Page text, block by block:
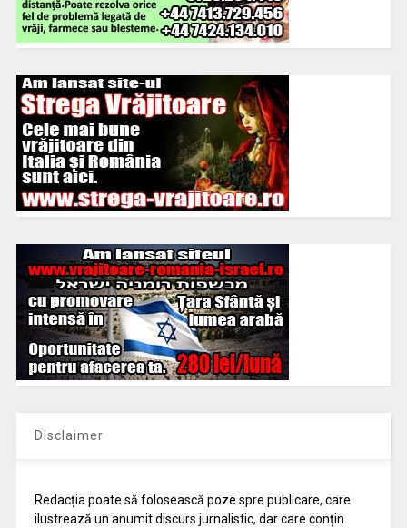
Disclaimer
Redacția poate să folosească poze spre publicare, care
ilustrează un anumit discurs jurnalistic, dar care conțin